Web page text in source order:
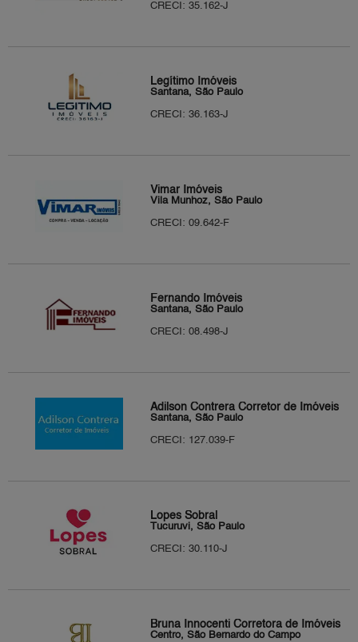
CRECI: 35.162-J
Legítimo Imóveis
Santana, São Paulo
CRECI: 36.163-J
Vimar Imóveis
Vila Munhoz, São Paulo
CRECI: 09.642-F
Fernando Imóveis
Santana, São Paulo
CRECI: 08.498-J
Adilson Contrera Corretor de Imóveis
Santana, São Paulo
CRECI: 127.039-F
Lopes Sobral
Tucuruvi, São Paulo
CRECI: 30.110-J
Bruna Innocenti Corretora de Imóveis
Centro, São Bernardo do Campo